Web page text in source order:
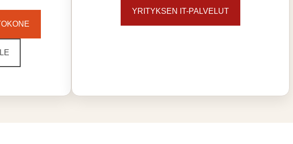
YRITYKSEN IT-PALVELUT